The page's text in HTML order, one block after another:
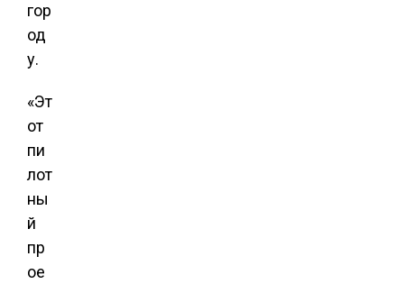
гор
од
у.
«Эт
от
пи
лот
ны
й
пр
ое